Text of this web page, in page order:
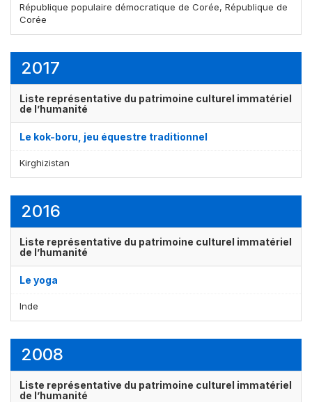
République populaire démocratique de Corée, République de
Corée
2017
Liste représentative du patrimoine culturel immatériel
de l’humanité
Le kok-boru, jeu équestre traditionnel
Kirghizistan
2016
Liste représentative du patrimoine culturel immatériel
de l’humanité
Le yoga
Inde
2008
Liste représentative du patrimoine culturel immatériel
de l’humanité